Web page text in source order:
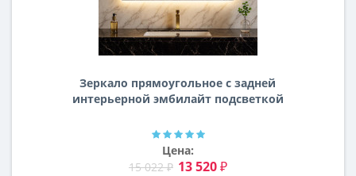
Зеркало прямоугольное с задней
интерьерной эмбилайт подсветкой
Цена:
15 022 ₽ 13 520 ₽